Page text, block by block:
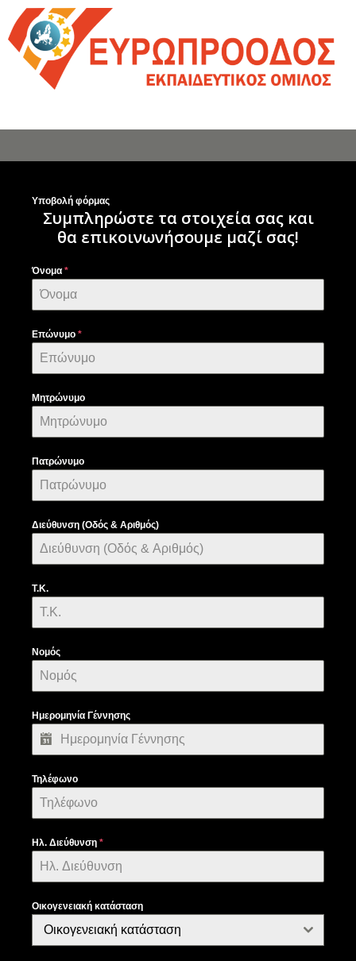
Yποβολή φόρμας
Συμπληρώστε τα στοιχεία σας και
θα επικοινωνήσουμε μαζί σας!
Όνομα *
Επώνυμο *
Μητρώνυμο
Πατρώνυμο
Διεύθυνση (Οδός & Αριθμός)
Τ.Κ.
Νομός
Ημερομηνία Γέννησης
Τηλέφωνο
Ηλ. Διεύθυνση *
Οικογενειακή κατάσταση
Οικογενειακή κατάσταση